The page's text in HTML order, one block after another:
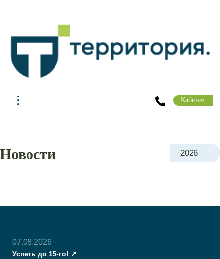
Кабинет
Новости 2026
07.08.2026
Успеть до 15-го!